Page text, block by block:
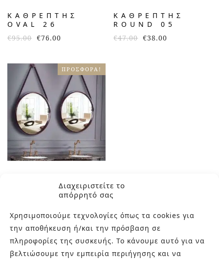
Διαχειριστείτε το
απόρρητό σας
Χρησιμοποιούμε τεχνολογίες όπως τα cookies για
την αποθήκευση ή/και την πρόσβαση σε
πληροφορίες της συσκευής. Το κάνουμε αυτό για να
βελτιώσουμε την εμπειρία περιήγησης και να
ΚΑΘΡΈΠΤΗΣ
OVAL 26
€95.00 €76.00
ΚΑΘΡΈΠΤΗΣ
ROUND 05
€47.00 €38.00
ΠΡΟΣΦΟΡΆ!
ROUND 25